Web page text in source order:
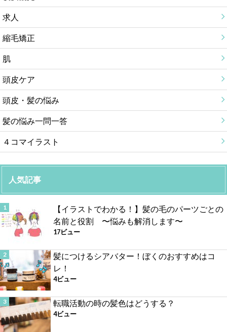
求人
縮毛矯正
肌
頭皮ケア
頭皮・髪の悩み
髪の悩み一問一答
４コマイラスト
人気記事
【イラストでわかる！】髪の毛のパーツごとの
名前と役割 〜悩みも解消します〜
17ビュー
髪につけるシアバター！ぼくのおすすめはコ
レ！
4ビュー
転職活動の時の髪色はどうする？
4ビュー